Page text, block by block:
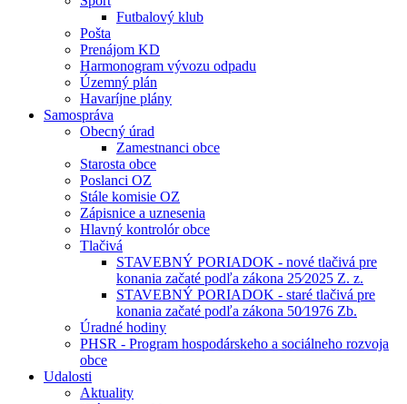
Futbalový klub
Pošta
Prenájom KD
Harmonogram vývozu odpadu
Územný plán
Havaríjne plány
Samospráva
Obecný úrad
Zamestnanci obce
Starosta obce
Poslanci OZ
Stále komisie OZ
Zápisnice a uznesenia
Hlavný kontrolór obce
Tlačivá
STAVEBNÝ PORIADOK - nové tlačivá pre
konania začaté podľa zákona 25⁄2025 Z. z.
STAVEBNÝ PORIADOK - staré tlačivá pre
konania začaté podľa zákona 50⁄1976 Zb.
Úradné hodiny
PHSR - Program hospodárskeho a sociálneho rozvoja
obce
Udalosti
Aktuality